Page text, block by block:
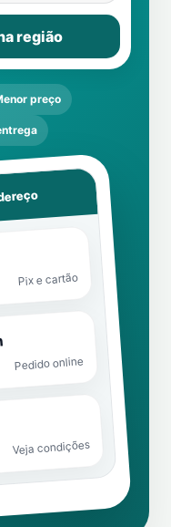
região
preço
Pix e cartão
Pedido online
Veja condições